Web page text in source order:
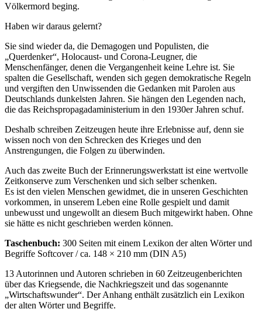
Völkermord beging.
Haben wir daraus gelernt?
Sie sind wieder da, die Demagogen und Populisten, die
Querdenker , Holocaust- und Corona-Leugner, die
Menschenfänger, denen die Vergangenheit keine Lehre ist. Sie
spalten die Gesellschaft, wenden sich gegen demokratische Regeln
und vergiften den Unwissenden die Gedanken mit Parolen aus
Deutschlands dunkelsten Jahren. Sie hängen den Legenden nach,
die das Reichspropagadaministerium in den 1930er Jahren schuf.
Deshalb schreiben Zeitzeugen heute ihre Erlebnisse auf, denn sie
wissen noch von den Schrecken des Krieges und den
Anstrengungen, die Folgen zu überwinden.
Auch das zweite Buch der Erinnerungswerkstatt ist eine wertvolle
Zeitkonserve zum Verschenken und sich selber schenken.
Es ist den vielen Menschen gewidmet, die in unseren Geschichten
vorkommen, in unserem Leben eine Rolle gespielt und damit
unbewusst und ungewollt an diesem Buch mitgewirkt haben. Ohne
sie hätte es nicht geschrieben werden können.
Taschenbuch: 300 Seiten mit einem Lexikon der alten Wörter und
Begriffe Softcover / ca. 148 × 210 mm (DIN A5)
13 Autorinnen und Autoren schrieben in 60 Zeitzeugenberichten
über das Kriegsende, die Nachkriegszeit und das sogenannte
Wirtschaftswunder . Der Anhang enthält zusätzlich ein Lexikon
der alten Wörter und Begriffe.